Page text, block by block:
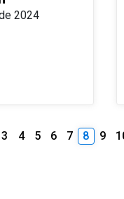
2024
3 4 5 6 7 8 9